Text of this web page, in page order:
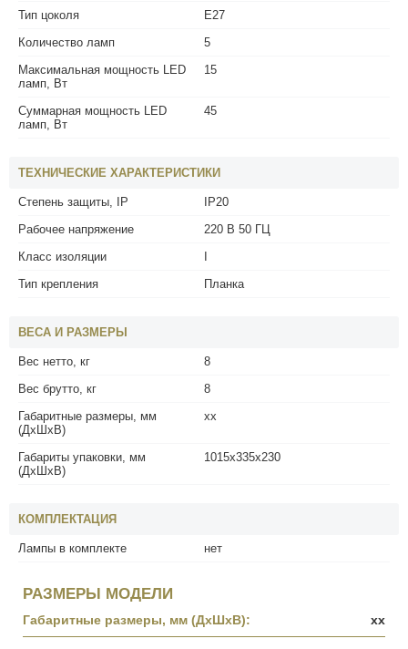
Тип цоколя
E27
Количество ламп
5
Максимальная мощность LED
ламп, Вт
15
Суммарная мощность LED
ламп, Вт
45
ТЕХНИЧЕСКИЕ ХАРАКТЕРИСТИКИ
Степень защиты, IP
IP20
Рабочее напряжение
220 В 50 ГЦ
Класс изоляции
I
Тип крепления
Планка
ВЕСА И РАЗМЕРЫ
Вес нетто, кг
8
Вес брутто, кг
8
Габаритные размеры, мм
(ДхШхВ)
xx
Габариты упаковки, мм
(ДхШхВ)
1015x335x230
КОМПЛЕКТАЦИЯ
Лампы в комплекте нет
РАЗМЕРЫ МОДЕЛИ
Габаритные размеры, мм (ДхШхВ): xx